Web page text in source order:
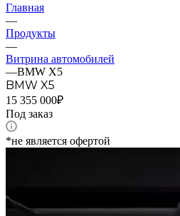
Главная
—
Продукты
—
Витрина автомобилей
—BMW X5
BMW X5
15 355 000₽
Под заказ
*не является офертой